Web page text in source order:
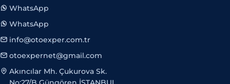
WhatsApp
WhatsApp
info@otoexper.com.tr
otoexpernet@gmail.com
Akıncılar Mh. Çukurova Sk.